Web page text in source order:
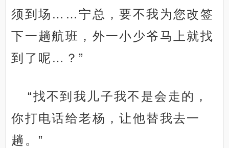
须到场……宁总，要不我为您改签
下一趟航班，外一小少爷马上就找
到了呢…？”
“找不到我儿子我不是会走的，
你打电话给老杨，让他替我去一
趟。”